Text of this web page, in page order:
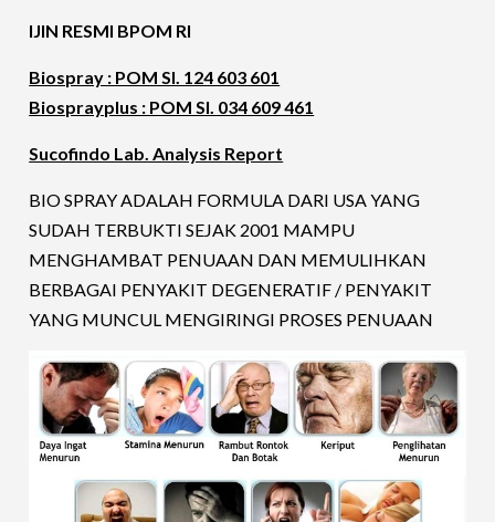
IJIN RESMI BPOM RI
Biospray : POM SI. 124 603 601
Biosprayplus : POM SI. 034 609 461
Sucofindo Lab. Analysis Report
BIO SPRAY ADALAH FORMULA DARI USA YANG
SUDAH TERBUKTI SEJAK 2001 MAMPU
MENGHAMBAT PENUAAN DAN MEMULIHKAN
BERBAGAI PENYAKIT DEGENERATIF / PENYAKIT
YANG MUNCUL MENGIRINGI PROSES PENUAAN